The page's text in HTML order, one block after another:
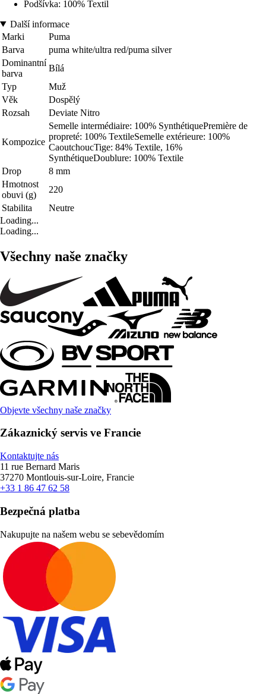
Podšívka: 100% Textil
Další informace
Marki
Puma
Barva
puma white/ultra red/puma silver
Dominantní
barva
Bílá
Typ
Muž
Věk
Dospělý
Rozsah
Deviate Nitro
Kompozice
Semelle intermédiaire: 100% SynthétiquePremière de
propreté: 100% TextileSemelle extérieure: 100%
CaoutchoucTige: 84% Textile, 16%
SynthétiqueDoublure: 100% Textile
Drop
8 mm
Hmotnost
obuvi (g)
220
Stabilita
Neutre
Loading...
Loading...
Všechny naše značky
Objevte všechny naše značky
Zákaznický servis ve Francie
Kontaktujte nás
11 rue Bernard Maris
37270 Montlouis-sur-Loire, Francie
+33 1 86 47 62 58
Bezpečná platba
Nakupujte na našem webu se sebevědomím